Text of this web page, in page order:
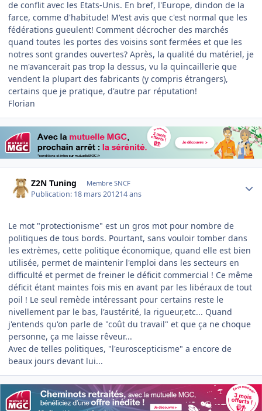
de conflit avec les Etats-Unis. En bref, l'Europe, dindon de la
farce, comme d'habitude! M'est avis que c'est normal que les
fédérations gueulent! Comment décrocher des marchés
quand toutes les portes des voisins sont fermées et que les
notres sont grandes ouvertes? Après, la qualité du matériel, je
ne m'avancerait pas trop la dessus, vu la quincaillerie que
vendent la plupart des fabricants (y compris étrangers),
certains que je pratique, d'autre par réputation!
Florian
Z2N Tuning Membre SNCF
Publication: 18 mars 201214 ans
Le mot "protectionisme" est un gros mot pour nombre de
politiques de tous bords. Pourtant, sans vouloir tomber dans
les extrèmes, cette politique économique, quand elle est bien
utilisée, permet de maintenir l'emploi dans les secteurs en
difficulté et permet de freiner le déficit commercial ! Ce même
déficit étant maintes fois mis en avant par les libéraux de tout
poil ! Le seul remède intéressant pour certains reste le
nivellement par le bas, l'austérité, la rigueur,etc... Quand
j'entends qu'on parle de "coût du travail" et que ça ne choque
personne, ça me laisse rêveur...
Avec de telles politiques, "l'euroscepticisme" a encore de
beaux jours devant lui...